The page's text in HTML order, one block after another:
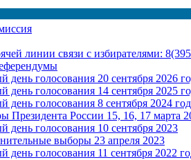
линии связи с избирателями:
день голосования 20 сентября 2026
день голосования 14 сентября 2025
день голосования 8 сентября 2024
Президента России 15, 16, 17 марта
день голосования 10 сентября 2023
выборы 23 апреля 2023
день голосования 11 сентября 2022